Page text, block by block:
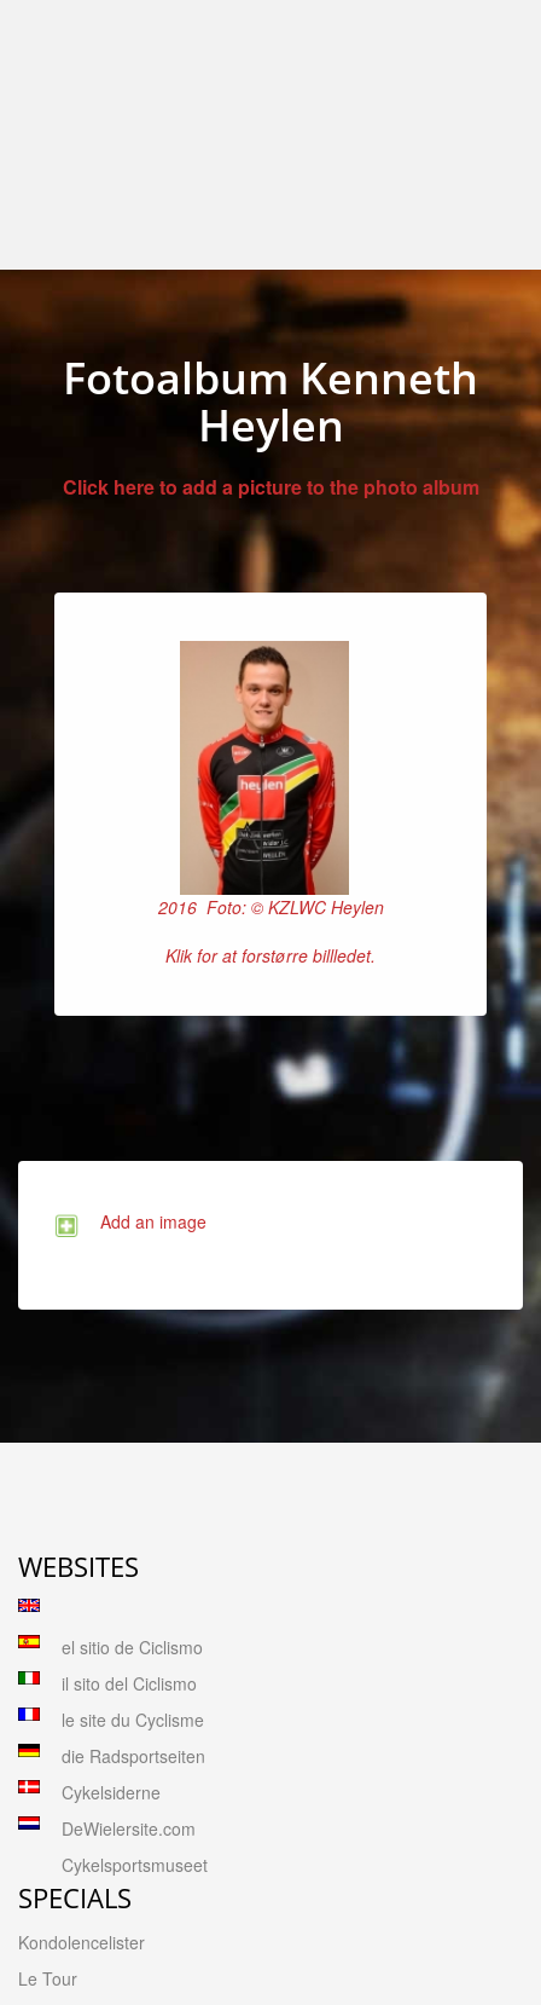
Fotoalbum Kenneth
Heylen
Click here to add a picture to the photo album
2016 Foto: © KZLWC Heylen
Klik for at forstørre billledet.
Add an image
WEBSITES
el sitio de Ciclismo
il sito del Ciclismo
le site du Cyclisme
die Radsportseiten
Cykelsiderne
DeWielersite.com
Cykelsportsmuseet
SPECIALS
Kondolencelister
Le Tour